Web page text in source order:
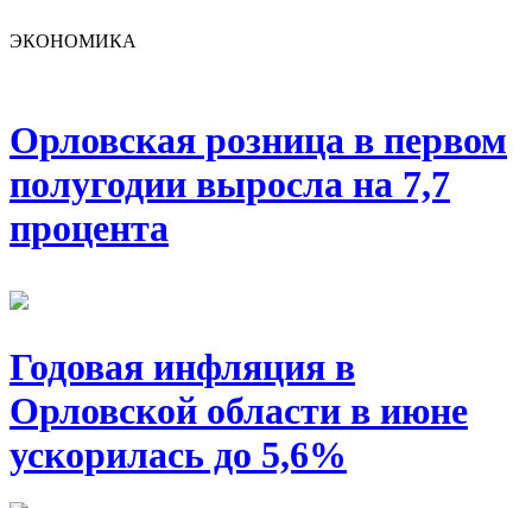
ЭКОНОМИКА
Орловская розница в первом
полугодии выросла на 7,7
процента
Годовая инфляция в
Орловской области в июне
ускорилась до 5,6%